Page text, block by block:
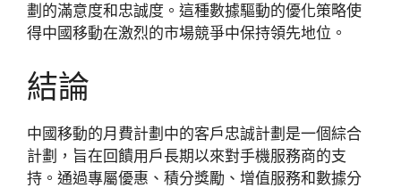
劃的滿意度和忠誠度。這種數據驅動的優化策略使
得中國移動在激烈的市場競爭中保持領先地位。
結論
中國移動的月費計劃中的客戶忠誠計劃是一個綜合
計劃，旨在回饋用戶長期以來對手機服務商的支
持。通過專屬優惠、積分獎勵、增值服務和數據分